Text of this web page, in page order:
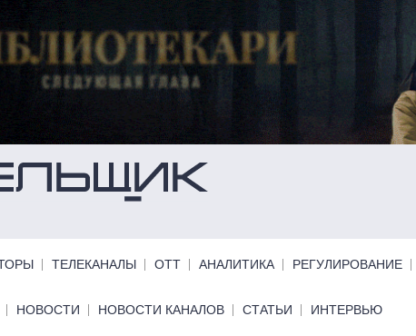
ТЕЛЕКАНАЛЫ ОТТ АНАЛИТИКА РЕГУЛИРОВАНИЕ
НОВОСТИ НОВОСТИ КАНАЛОВ СТАТЬИ ИНТЕРВЬЮ